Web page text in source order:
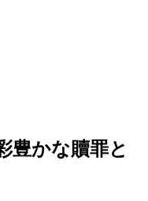
豊かな贖罪と